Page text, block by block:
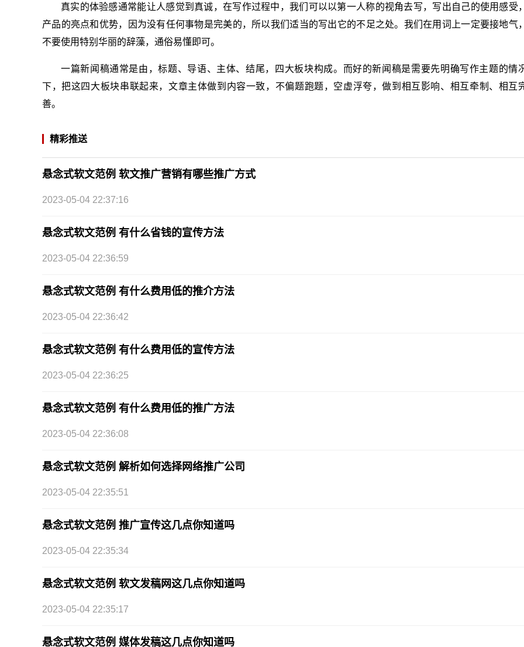
真实的体验感通常能让人感觉到真诚，在写作过程中，我们可以以第一人称的视角去写，写出自己的使用感受，
产品的亮点和优势，因为没有任何事物是完美的，所以我们适当的写出它的不足之处。我们在用词上一定要接地气，
不要使用特别华丽的辞藻，通俗易懂即可。
一篇新闻稿通常是由，标题、导语、主体、结尾，四大板块构成。而好的新闻稿是需要先明确写作主题的情
下，把这四大板块串联起来，文章主体做到内容一致，不偏题跑题，空虚浮夸，做到相互影响、相互牵制、相互
善。
精彩推送
悬念式软文范例 软文推广营销有哪些推广方式
2023-05-04 22:37:16
悬念式软文范例 有什么省钱的宣传方法
2023-05-04 22:36:59
悬念式软文范例 有什么费用低的推介方法
2023-05-04 22:36:42
悬念式软文范例 有什么费用低的宣传方法
2023-05-04 22:36:25
悬念式软文范例 有什么费用低的推广方法
2023-05-04 22:36:08
悬念式软文范例 解析如何选择网络推广公司
2023-05-04 22:35:51
悬念式软文范例 推广宣传这几点你知道吗
2023-05-04 22:35:34
悬念式软文范例 软文发稿网这几点你知道吗
2023-05-04 22:35:17
悬念式软文范例 媒体发稿这几点你知道吗